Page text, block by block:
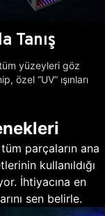
Tanış
yüzeyleri göz
özel “UV” ışınları
parçaların ana
kullanıldığı
İhtiyacına en
sen belirle.